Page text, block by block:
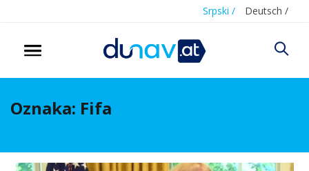
Srpski / Deutsch /
Oznaka: Fifa